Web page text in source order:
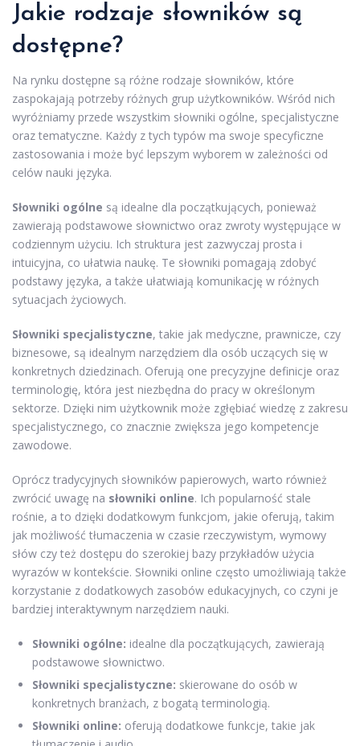
Jakie rodzaje słowników są
dostępne?
Na rynku dostępne są różne rodzaje słowników, które
zaspokajają potrzeby różnych grup użytkowników. Wśród nich
wyróżniamy przede wszystkim słowniki ogólne, specjalistyczne
oraz tematyczne. Każdy z tych typów ma swoje specyficzne
zastosowania i może być lepszym wyborem w zależności od
celów nauki języka.
Słowniki ogólne są idealne dla początkujących, ponieważ
zawierają podstawowe słownictwo oraz zwroty występujące w
codziennym użyciu. Ich struktura jest zazwyczaj prosta i
intuicyjna, co ułatwia naukę. Te słowniki pomagają zdobyć
podstawy języka, a także ułatwiają komunikację w różnych
sytuacjach życiowych.
Słowniki specjalistyczne, takie jak medyczne, prawnicze, czy
biznesowe, są idealnym narzędziem dla osób uczących się w
konkretnych dziedzinach. Oferują one precyzyjne definicje oraz
terminologię, która jest niezbędna do pracy w określonym
sektorze. Dzięki nim użytkownik może zgłębiać wiedzę z zakresu
specjalistycznego, co znacznie zwiększa jego kompetencje
zawodowe.
Oprócz tradycyjnych słowników papierowych, warto również
zwrócić uwagę na słowniki online. Ich popularność stale
rośnie, a to dzięki dodatkowym funkcjom, jakie oferują, takim
jak możliwość tłumaczenia w czasie rzeczywistym, wymowy
słów czy też dostępu do szerokiej bazy przykładów użycia
wyrazów w kontekście. Słowniki online często umożliwiają także
korzystanie z dodatkowych zasobów edukacyjnych, co czyni je
bardziej interaktywnym narzędziem nauki.
Słowniki ogólne: idealne dla początkujących, zawierają
podstawowe słownictwo.
Słowniki specjalistyczne: skierowane do osób w
konkretnych branżach, z bogatą terminologią.
Słowniki online: oferują dodatkowe funkcje, takie jak